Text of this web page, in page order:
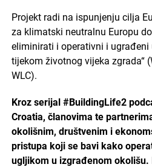
Projekt radi na ispunjenju cilja
za klimatski neutralnu Europu
eliminirati i operativni i
tijekom životnog vijeka zgrada“
WLC).
Kroz serijal #BuildingLife2
Croatia, članovima te
okolišnim, društvenim i
pristupa koji se bavi kako
ugljikom u izgrađenom okolišu.